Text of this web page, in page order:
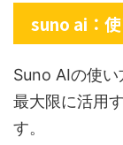
suno ai：
Suno AIの使
最大限に活用
す。